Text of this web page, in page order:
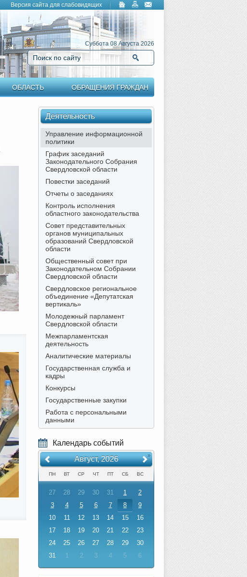
Версия сайта для слабовидящих
Суббота 08 Августа 2026
Поиск по сайту
ОБЛАСТЬ ОБРАЩЕНИЯ ГРАЖДАН
Деятельность
Управление информационной
политики
График заседаний
Законодательного Собрания
Свердловской области
Повестки заседаний
Отчеты о заседаниях
Контроль исполнения
областного законодательства
Совет представительных
органов муниципальных
образований Свердловской
области
Общественный совет при
Законодательном Собрании
Свердловской области
Свердловское региональное
объединение «Депутатская
вертикаль»
Молодежный парламент
Свердловской области
Межпарламентская
деятельность
Аналитические материалы
Государственная служба и
кадры
Конкурсы
Государственные закупки
Работа с персональными
данными
Календарь событий
Август, 2026 »
ПН ВТ СР ЧТ ПТ СБ ВС
27 28 29 30 31 1
2
3
4 5 6 7 8
9
10
11 12 13 14 15
16
17
18 19 20 21 22
23
24
25 26 27 28 29
30
31
1 2 3 4 5 6